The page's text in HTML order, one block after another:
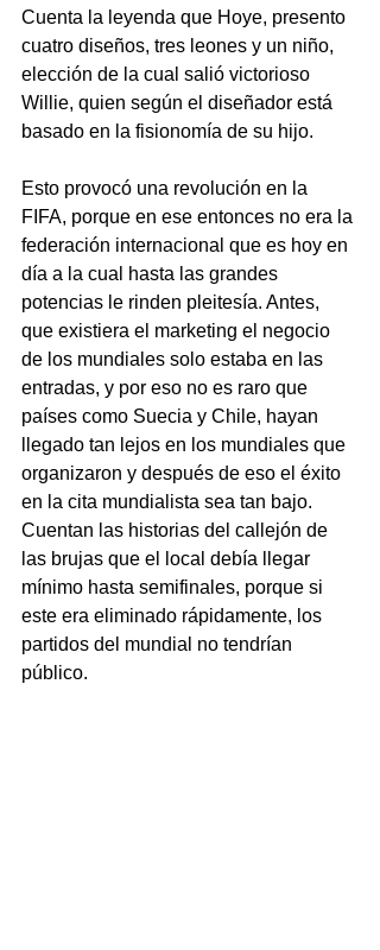
Cuenta la leyenda que Hoye, presento
cuatro diseños, tres leones y un niño,
elección de la cual salió victorioso
Willie, quien según el diseñador está
basado en la fisionomía de su hijo.
Esto provocó una revolución en la
FIFA, porque en ese entonces no era la
federación internacional que es hoy en
día a la cual hasta las grandes
potencias le rinden pleitesía. Antes,
que existiera el marketing el negocio
de los mundiales solo estaba en las
entradas, y por eso no es raro que
países como Suecia y Chile, hayan
llegado tan lejos en los mundiales que
organizaron y después de eso el éxito
en la cita mundialista sea tan bajo.
Cuentan las historias del callejón de
las brujas que el local debía llegar
mínimo hasta semifinales, porque si
este era eliminado rápidamente, los
partidos del mundial no tendrían
público.